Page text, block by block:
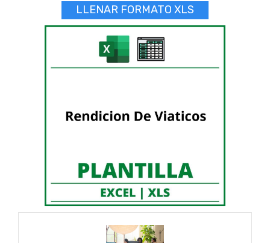
LLENAR FORMATO XLS